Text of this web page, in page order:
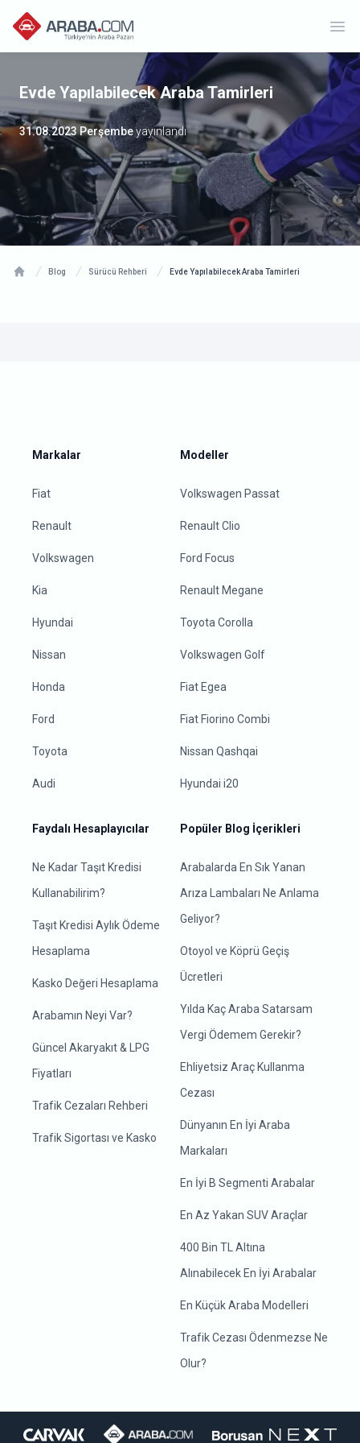
Evde Yapılabilecek Araba Tamirleri
31.08.2023 Perşembeyayınlandı
Blog Sürücü Rehberi Evde Yapılabilecek Araba Tamirleri
Markalar
Fiat
Renault
Volkswagen
Kia
Hyundai
Nissan
Honda
Ford
Toyota
Audi
Modeller
Volkswagen Passat
Renault Clio
Ford Focus
Renault Megane
Toyota Corolla
Volkswagen Golf
Fiat Egea
Fiat Fiorino Combi
Nissan Qashqai
Hyundai i20
Faydalı Hesaplayıcılar
Ne Kadar Taşıt Kredisi
Kullanabilirim?
Taşıt Kredisi Aylık Ödeme
Hesaplama
Kasko Değeri Hesaplama
Arabamın Neyi Var?
Güncel Akaryakıt & LPG
Fiyatları
Trafik Cezaları Rehberi
Trafik Sigortası ve Kasko
Popüler Blog İçerikleri
Arabalarda En Sık Yanan
Arıza Lambaları Ne Anlama
Geliyor?
Otoyol ve Köprü Geçiş
Ücretleri
Yılda Kaç Araba Satarsam
Vergi Ödemem Gerekir?
Ehliyetsiz Araç Kullanma
Cezası
Dünyanın En İyi Araba
Markaları
En İyi B Segmenti Arabalar
En Az Yakan SUV Araçlar
400 Bin TL Altına
Alınabilecek En İyi Arabalar
En Küçük Araba Modelleri
Trafik Cezası Ödenmezse Ne
Olur?